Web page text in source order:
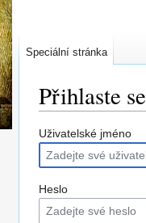
Přihlaste se
Skočit
na
navigaci
Skočit
na
vyhledávání
Uživatelské jméno
Heslo
Speciální stránka